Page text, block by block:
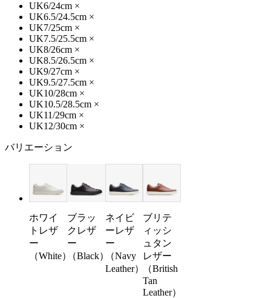
UK6/24cm ×
UK6.5/24.5cm ×
UK7/25cm ×
UK7.5/25.5cm ×
UK8/26cm ×
UK8.5/26.5cm ×
UK9/27cm ×
UK9.5/27.5cm ×
UK10/28cm ×
UK10.5/28.5cm ×
UK11/29cm ×
UK12/30cm ×
バリエーション
ホワイ
トレザ
ー
（White）
ブラッ
クレザ
ー
（Black）
ネイビ
ーレザ
ー
（Navy
Leather）
ブリテ
ィッシ
ュタン
レザー
（British
Tan
Leather）